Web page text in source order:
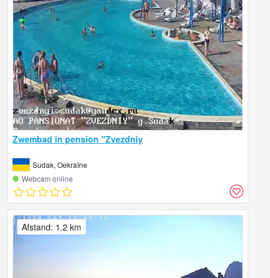
Zwembad in pension "Zvezdniy
Sudak, Oekraïne
Webcam online
Afstand: 1.2 km